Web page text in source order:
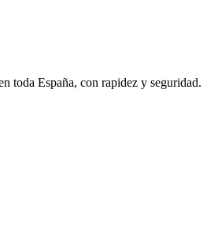
toda España, con rapidez y seguridad.